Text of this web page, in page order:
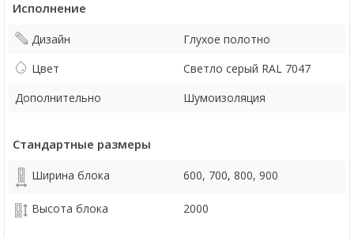
Исполнение
Дизайн
Глухое полотно
Цвет
Светло серый RAL 7047
Дополнительно
Шумоизоляция
Стандартные размеры
Ширина блока 600, 700, 800, 900
Высота блока 2000